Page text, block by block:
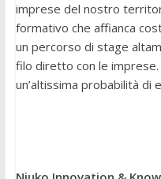
imprese del nostro
formativo che affianca
un percorso di stage
filo diretto con le
un’altissima probabilità di